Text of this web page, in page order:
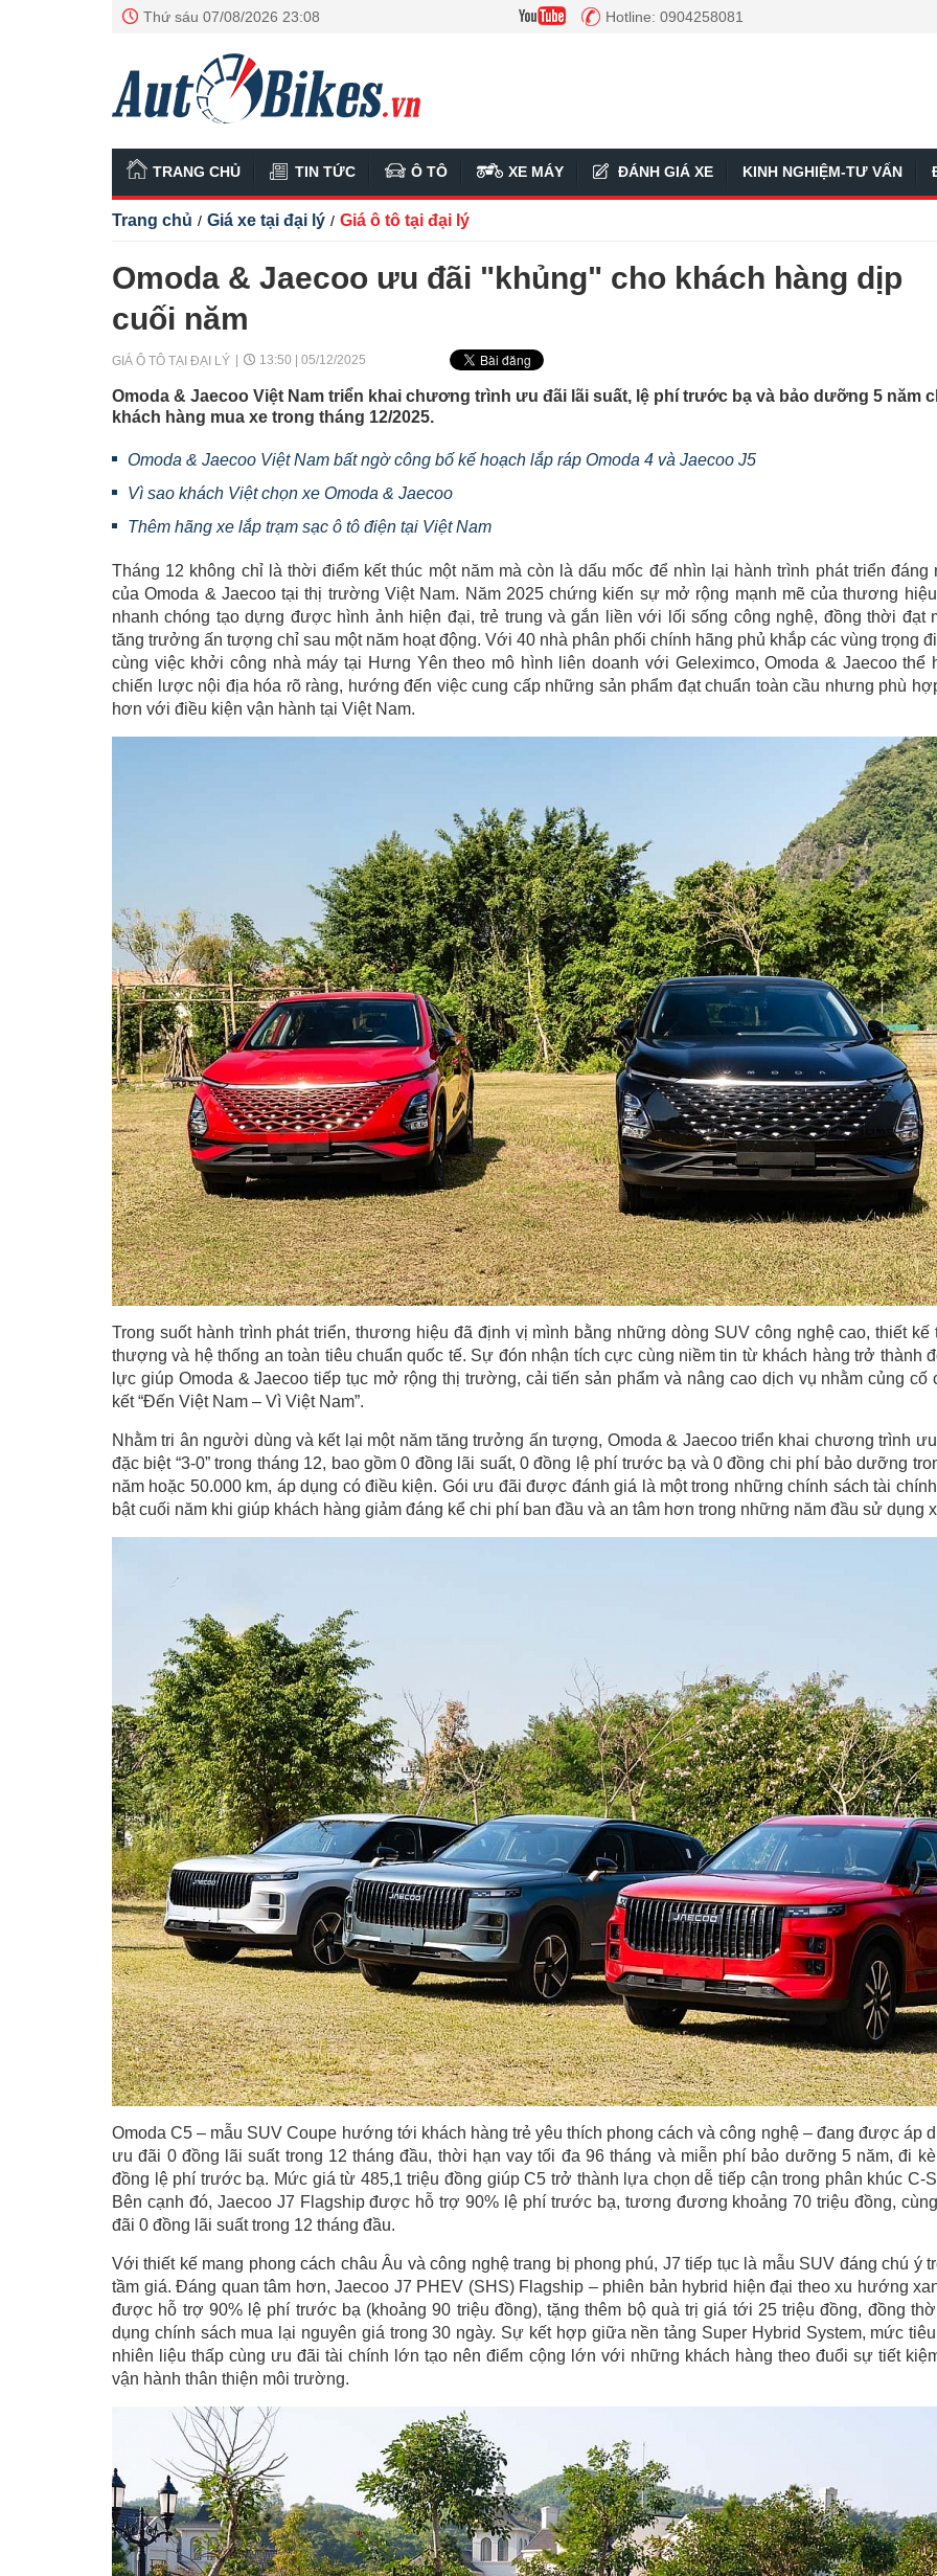
Thứ sáu 07/08/2026 23:08 Hotline: 0904258081
TRANG CHỦ TIN TỨC Ô TÔ XE MÁY ĐÁNH GIÁ XE KINH NGHIỆM-TƯ VẤN
Trang chủ / Giá xe tại đại lý / Giá ô tô tại đại lý
Omoda & Jaecoo ưu đãi "khủng" cho khách hàng dịp
cuối năm
GIÁ Ô TÔ TẠI ĐẠI LÝ 13:50 | 05/12/2025
Omoda & Jaecoo Việt Nam triển khai chương trình ưu đãi lãi suất, lệ phí trước bạ và bảo dưỡng 5 năm
khách hàng mua xe trong tháng 12/2025.
Omoda & Jaecoo Việt Nam bất ngờ công bố kế hoạch lắp ráp Omoda 4 và Jaecoo J5
Vì sao khách Việt chọn xe Omoda & Jaecoo
Thêm hãng xe lắp trạm sạc ô tô điện tại Việt Nam
Tháng 12 không chỉ là thời điểm kết thúc một năm mà còn là dấu mốc để nhìn lại hành trình phát triển đáng
của Omoda & Jaecoo tại thị trường Việt Nam. Năm 2025 chứng kiến sự mở rộng mạnh mẽ của thương
nhanh chóng tạo dựng được hình ảnh hiện đại, trẻ trung và gắn liền với lối sống công nghệ, đồng thời đạt
tăng trưởng ấn tượng chỉ sau một năm hoạt động. Với 40 nhà phân phối chính hãng phủ khắp các vùng trọng
cùng việc khởi công nhà máy tại Hưng Yên theo mô hình liên doanh với Geleximco, Omoda & Jaecoo thể
chiến lược nội địa hóa rõ ràng, hướng đến việc cung cấp những sản phẩm đạt chuẩn toàn cầu nhưng phù
hơn với điều kiện vận hành tại Việt Nam.
Trong suốt hành trình phát triển, thương hiệu đã định vị mình bằng những dòng SUV công nghệ cao, thiết kế
thượng và hệ thống an toàn tiêu chuẩn quốc tế. Sự đón nhận tích cực cùng niềm tin từ khách hàng trở thành
lực giúp Omoda & Jaecoo tiếp tục mở rộng thị trường, cải tiến sản phẩm và nâng cao dịch vụ nhằm củng cố
kết “Đến Việt Nam – Vì Việt Nam”.
Nhằm tri ân người dùng và kết lại một năm tăng trưởng ấn tượng, Omoda & Jaecoo triển khai chương trình
đặc biệt “3-0” trong tháng 12, bao gồm 0 đồng lãi suất, 0 đồng lệ phí trước bạ và 0 đồng chi phí bảo dưỡng
năm hoặc 50.000 km, áp dụng có điều kiện. Gói ưu đãi được đánh giá là một trong những chính sách tài
bật cuối năm khi giúp khách hàng giảm đáng kể chi phí ban đầu và an tâm hơn trong những năm đầu sử dụng
Omoda C5 – mẫu SUV Coupe hướng tới khách hàng trẻ yêu thích phong cách và công nghệ – đang được áp
ưu đãi 0 đồng lãi suất trong 12 tháng đầu, thời hạn vay tối đa 96 tháng và miễn phí bảo dưỡng 5 năm, đi
đồng lệ phí trước bạ. Mức giá từ 485,1 triệu đồng giúp C5 trở thành lựa chọn dễ tiếp cận trong phân khúc C-
Bên cạnh đó, Jaecoo J7 Flagship được hỗ trợ 90% lệ phí trước bạ, tương đương khoảng 70 triệu đồng,
đãi 0 đồng lãi suất trong 12 tháng đầu.
Với thiết kế mang phong cách châu Âu và công nghệ trang bị phong phú, J7 tiếp tục là mẫu SUV đáng chú ý
tầm giá. Đáng quan tâm hơn, Jaecoo J7 PHEV (SHS) Flagship – phiên bản hybrid hiện đại theo xu hướng
được hỗ trợ 90% lệ phí trước bạ (khoảng 90 triệu đồng), tặng thêm bộ quà trị giá tới 25 triệu đồng, đồng
dụng chính sách mua lại nguyên giá trong 30 ngày. Sự kết hợp giữa nền tảng Super Hybrid System, mức
nhiên liệu thấp cùng ưu đãi tài chính lớn tạo nên điểm cộng lớn với những khách hàng theo đuổi sự tiết
vận hành thân thiện môi trường.